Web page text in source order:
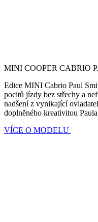
MINI COOPER CABRIO
Edice MINI Cabrio Paul
pocitů jízdy bez střechy a
nadšení z vynikající
doplněného kreativitou
VÍCE O MODELU